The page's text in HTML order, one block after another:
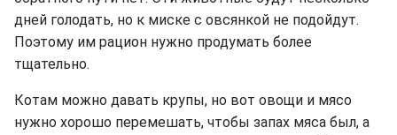
дней голодать, но к миске с овсянкой не подойдут.
Поэтому им рацион нужно продумать более
тщательно.
Котам можно давать крупы, но вот овощи и мясо
нужно хорошо перемешать, чтобы запах мяса был, а